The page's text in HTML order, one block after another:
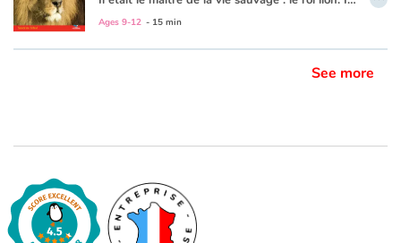
Ages 9-12 - 15 min
See more